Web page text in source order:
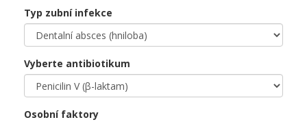
Typ zubní infekce
Vyberte antibiotikum
Osobní faktory